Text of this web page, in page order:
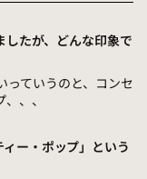
たが、どんな印象で
っていうのと、コンセ
、、
ー・ポップ」という